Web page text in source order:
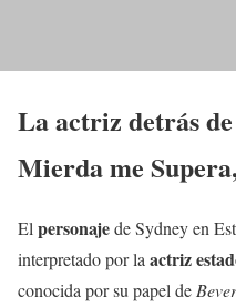
La actriz detrás
Mierda me
El personajede Sydney en
interpretado por la actriz
conocida por su papel de